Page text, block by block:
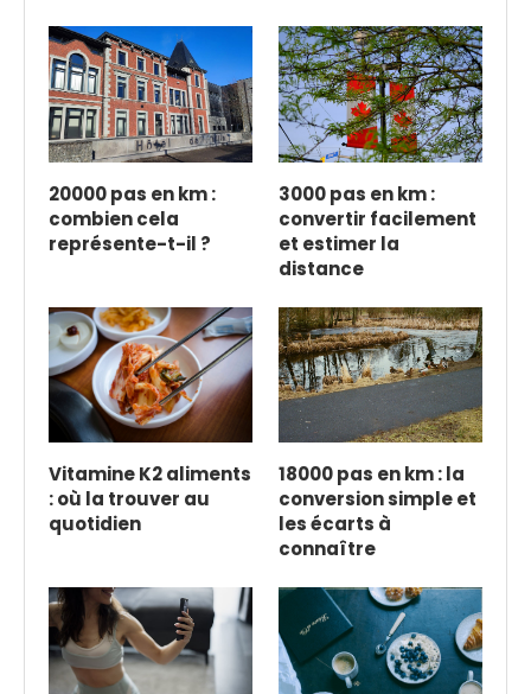
20000 pas en km :
combien cela
représente-t-il ?
3000 pas en km :
convertir facilement
et estimer la
distance
Vitamine K2 aliments
: où la trouver au
quotidien
18000 pas en km : la
conversion simple et
les écarts à
connaître